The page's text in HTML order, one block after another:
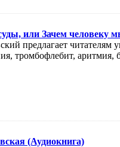
или Зачем человеку
предлагает
тромбофлебит, аритмия,
(Аудиокнига)